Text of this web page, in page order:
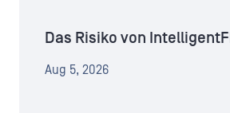
Das Risiko von
Aug 5, 2026